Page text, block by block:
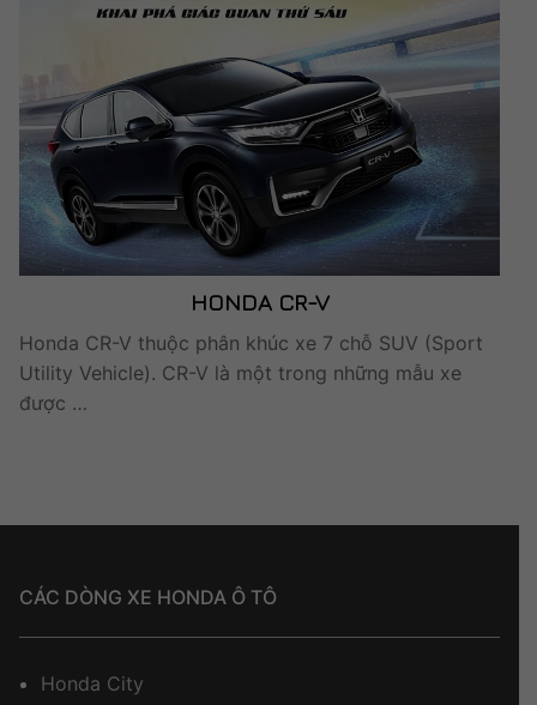
HONDA CR-V
Honda CR-V thuộc phân khúc xe 7 chỗ SUV (Sport
Utility Vehicle). CR-V là một trong những mẫu xe
được …
CÁC DÒNG XE HONDA Ô TÔ
Honda City